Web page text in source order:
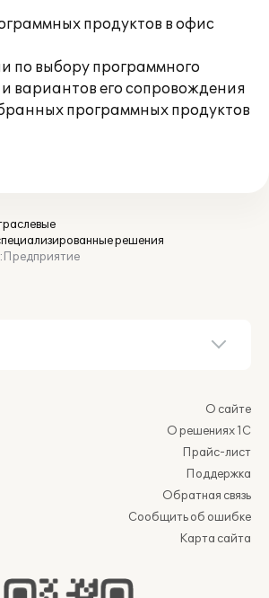
продуктов в офис
по выбору программного
вариантов его сопровождения
программных продуктов
решения
О сайте
О решениях 1С
Прайс-лист
Поддержка
Обратная связь
Сообщить об ошибке
Карта сайта